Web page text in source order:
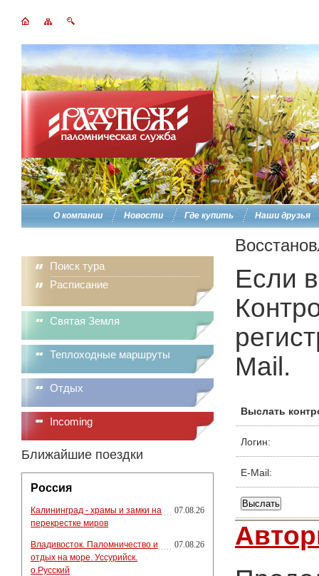
О компании Новости Где купить Наши друзья
Поиск тура
Расписание
Святая Земля
Теплоходные маршруты
Отдых
Incoming
Ближайшие поездки
Россия
Калининград - храмы и замки на
перекрестке миров
07.08.26
Владивосток. Паломничество и
отдых на море. Уссурийск.
о.Русский
07.08.26
Если
Mail.
Выслать
Логин:
E-Mail: